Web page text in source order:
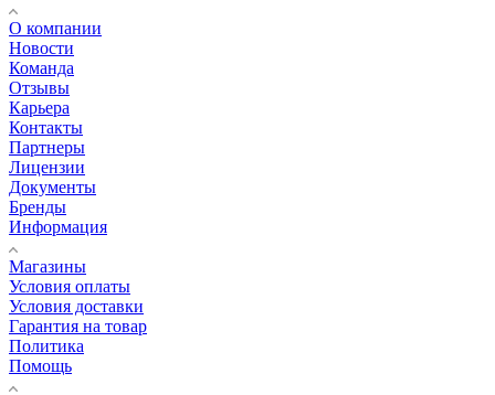
О компании
Новости
Команда
Отзывы
Карьера
Контакты
Партнеры
Лицензии
Документы
Бренды
Информация
Магазины
Условия оплаты
Условия доставки
Гарантия на товар
Политика
Помощь